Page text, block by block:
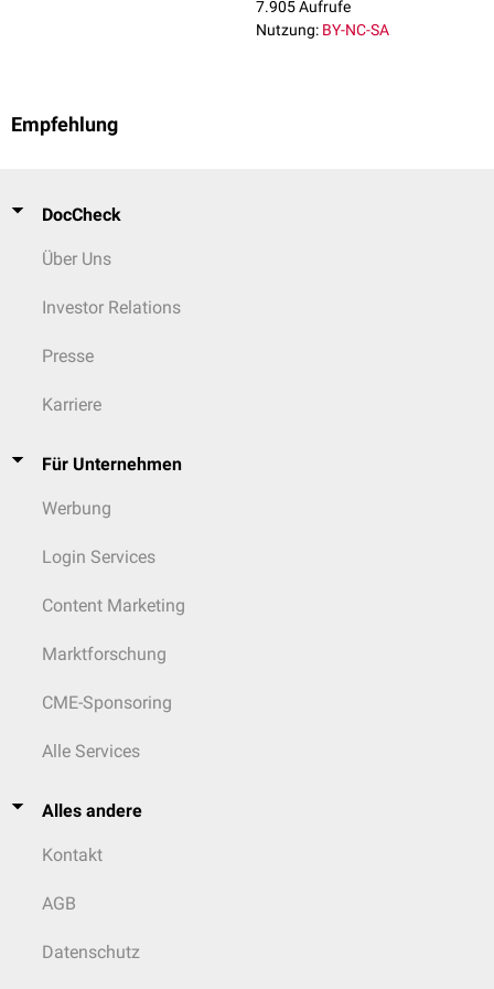
7.905 Aufrufe
Nutzung: BY-NC-SA
Empfehlung
DocCheck
Über Uns
Investor Relations
Presse
Karriere
Für Unternehmen
Werbung
Login Services
Content Marketing
Marktforschung
CME-Sponsoring
Alle Services
Alles andere
Kontakt
AGB
Datenschutz